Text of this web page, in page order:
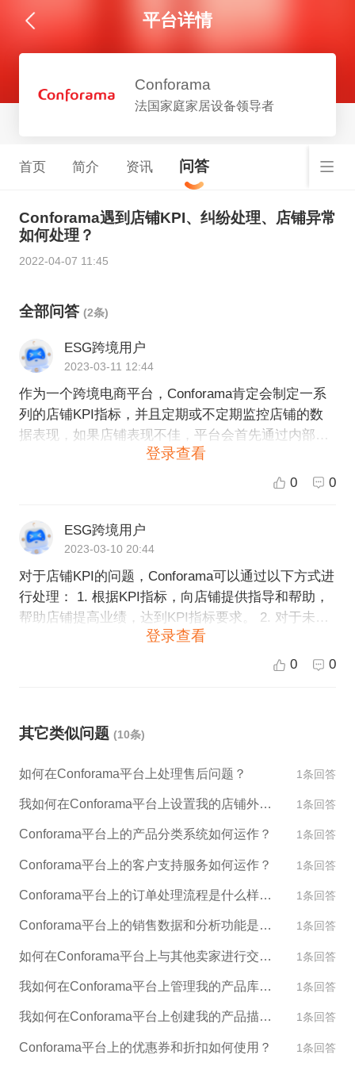
平台详情
Conforama
法国家庭家居设备领导者
首页 简介 资讯 问答
Conforama遇到店铺KPI、纠纷处理、店铺异常
如何处理？
2022-04-07 11:45
全部问答 (2条)
ESG跨境用户
2023-03-11 12:44
作为一个跨境电商平台，Conforama肯定会制定一系
列的店铺KPI指标，并且定期或不定期监控店铺的数
据表现，如果店铺表现不佳，平台会首先通过内部沟
通、建议、教育等方式来提升店铺的运营能力。 如果
出现店铺纠纷，通常会通过平台的仲裁机制来解决，
现店铺异常，比如涉及到侵权行为、欺骗行为、违规
操作等，平台会进行立即处理，取缔该店铺，防止对
其他店铺和消费者造成影响。同时，平台会进行调查
和处理，并适时向消费者和其他合作伙伴公布相关信
息，确保平台的公正性和合法性。
登录查看
0 0
ESG跨境用户
2023-03-10 20:44
对于店铺KPI的问题，Conforama可以通过以下方式进
行处理： 1. 根据KPI指标，向店铺提供指导和帮助，
帮助店铺提高业绩，达到KPI指标要求。 2. 对于未达
标的店铺，可以采取惩罚措施，例如暂停店铺销售或
程。 3. 在一定的时间范围内解决纠纷，并做好跟进工
Conforama可以采取以下措施： 1. 实时监控店铺的运
营情况，及时发现问题，进行处理。 2. 根据问题的严
限时整改等。 3. 加强对店铺的引导和管理，帮助店铺
规范运营，避免出现异常情况。
登录查看
0 0
其它类似问题 (10条)
如何在Conforama平台上处理售后问题？ 1条回答
我如何在Conforama平台上设置我的店铺外观和设计？ 1条回答
Conforama平台上的产品分类系统如何运作？ 1条回答
Conforama平台上的客户支持服务如何运作？ 1条回答
Conforama平台上的订单处理流程是什么样的？ 1条回答
Conforama平台上的销售数据和分析功能是什么？ 1条回答
如何在Conforama平台上与其他卖家进行交流和合作？ 1条回答
我如何在Conforama平台上管理我的产品库存？ 1条回答
我如何在Conforama平台上创建我的产品描述和图片？ 1条回答
Conforama平台上的优惠券和折扣如何使用？ 1条回答